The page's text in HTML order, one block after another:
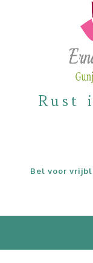
Rust
Bel voor